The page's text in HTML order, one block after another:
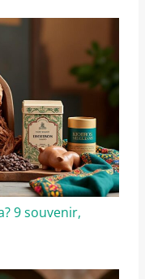
9 souvenir,